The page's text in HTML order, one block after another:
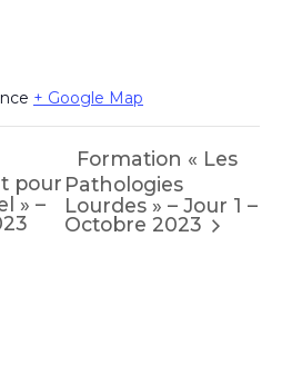
+ Google Map
pour
» –
Formation « Les
Pathologies
Lourdes » – Jour 1 –
Octobre 2023